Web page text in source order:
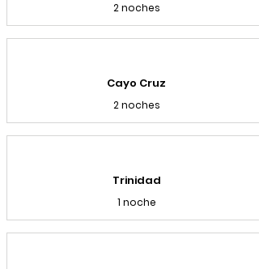
2 noches
Cayo Cruz
2 noches
Trinidad
1 noche